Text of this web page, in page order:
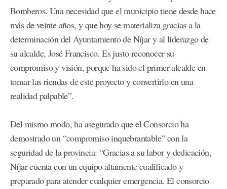
Bomberos. Una necesidad que el municipio tiene desde hace
más de veinte años, y que hoy se materializa gracias a la
determinación del Ayuntamiento de Níjar y al liderazgo de
su alcalde, José Francisco. Es justo reconocer su
compromiso y visión, porque ha sido el primer alcalde en
tomar las riendas de este proyecto y convertirlo en una
realidad palpable”.
Del mismo modo, ha asegurado que el Consorcio ha
demostrado un “compromiso inquebrantable” con la
seguridad de la provincia: “Gracias a su labor y dedicación,
Níjar cuenta con un equipo altamente cualificado y
preparado para atender cualquier emergencia. El consorcio